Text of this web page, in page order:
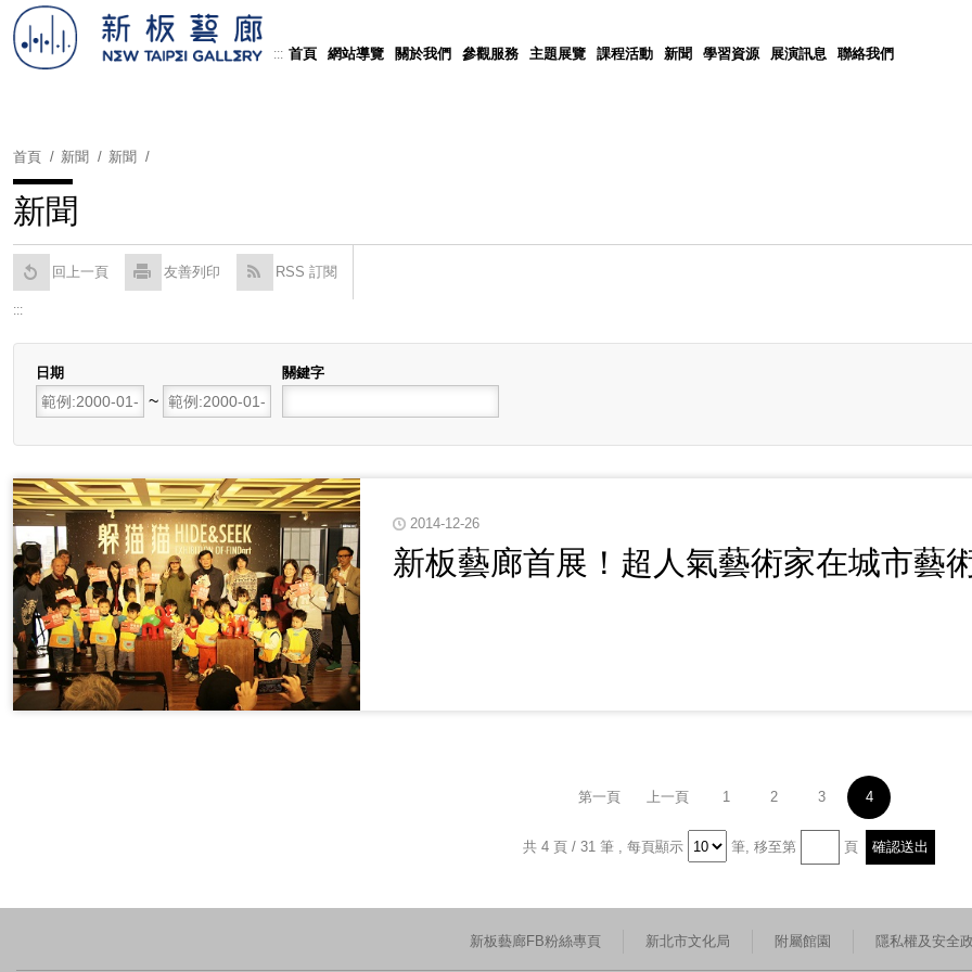
::: 首頁 網站導覽 關於我們 參觀服務 主題展覽 課程活動 新聞 學習資源 展演訊息 聯絡我們
Powered by Translate
首頁 新聞 新聞
新聞
回上一頁 友善列印 RSS 訂閱
:::
日期
開始日期
~
關鍵字
2014-12-26
新板藝廊首展！超人氣藝術家在城市藝
第一頁 上一頁 1 2 3 4
共 4 頁 / 31 筆 每頁顯示 筆, 移至第 頁
新板藝廊FB粉絲專頁 新北市文化局 附屬館園 隱私權及安全